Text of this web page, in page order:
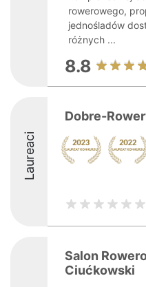
rowerowego,
jednośladów
różnych ...
8.8
Laureaci
Dobre-
Salon
Ciućkowski